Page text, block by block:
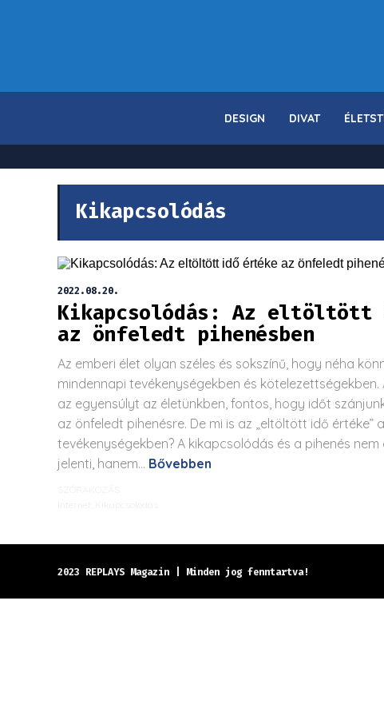
DESIGN DIVAT
Kikapcsolódás
2022.08.20.
Kikapcsolódás: Az eltöltött
az önfeledt pihenésben
Az emberi élet olyan széles és sokszínű, hogy néha
mindennapi tevékenységekben és
az egyensúlyt az életünkben, fontos, hogy időt
az önfeledt pihenésre. De mi is az „eltöltött idő értéke”
tevékenységekben? A kikapcsolódás és a pihenés
jelenti, hanem... Bővebben
2023 REPLAYS Magazin | Minden jog fenntartva!